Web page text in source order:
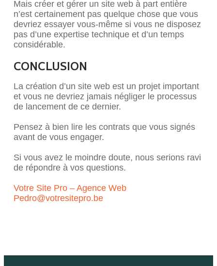
Mais créer et gérer un site web à part entière
n’est certainement pas quelque chose que vous
devriez essayer vous-même si vous ne disposez
pas d’une expertise technique et d’un temps
considérable.
CONCLUSION
La création d’un site web est un projet important
et vous ne devriez jamais négliger le processus
de lancement de ce dernier.
Pensez à bien lire les contrats que vous signés
avant de vous engager.
Si vous avez le moindre doute, nous serions ravi
de répondre à vos questions.
Votre Site Pro – Agence Web
Pedro@votresitepro.be